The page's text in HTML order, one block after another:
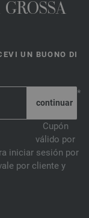
UN BUONO DI
*
Cupón
válido por
iniciar sesión por
por cliente y